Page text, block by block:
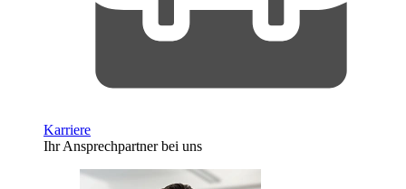
Karriere
Ihr Ansprechpartner bei uns